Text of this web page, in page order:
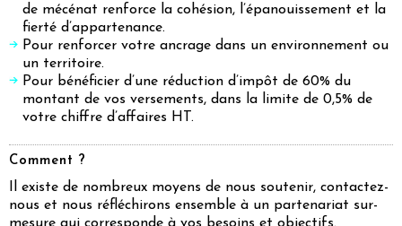
de mécénat renforce la cohésion, l’épanouissement et la
fierté d’appartenance.
Pour renforcer votre ancrage dans un environnement ou
un territoire.
Pour bénéficier d’une réduction d’impôt de 60% du
montant de vos versements, dans la limite de 0,5% de
votre chiffre d’affaires HT.
Comment ?
Il existe de nombreux moyens de nous soutenir, contactez-
nous et nous réfléchirons ensemble à un partenariat sur-
mesure qui corresponde à vos besoins et objectifs.